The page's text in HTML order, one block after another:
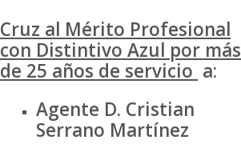
Cruz al Mérito Profesional
con Distintivo Azul por más
de 25 años de servicio a:
Agente D. Cristian
Serrano Martínez